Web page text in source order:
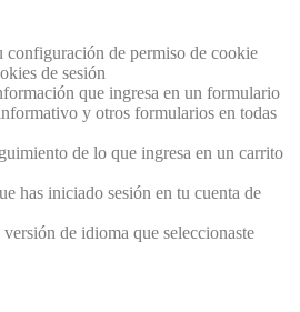
configuración de permiso de cookie
de sesión
que ingresa en un formulario
y otros formularios en todas
de lo que ingresa en un carrito
has iniciado sesión en tu cuenta de
de idioma que seleccionaste